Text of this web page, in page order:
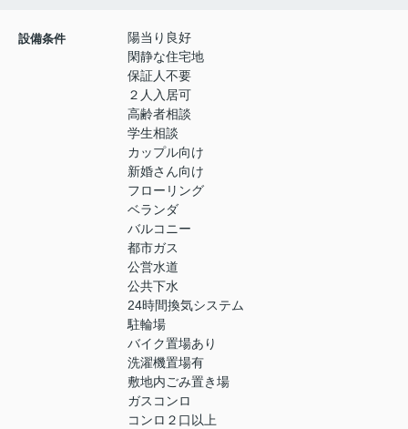
設備条件
陽当り良好
閑静な住宅地
保証人不要
２人入居可
高齢者相談
学生相談
カップル向け
新婚さん向け
フローリング
ベランダ
バルコニー
都市ガス
公営水道
公共下水
24時間換気システム
駐輪場
バイク置場あり
洗濯機置場有
敷地内ごみ置き場
ガスコンロ
コンロ２口以上